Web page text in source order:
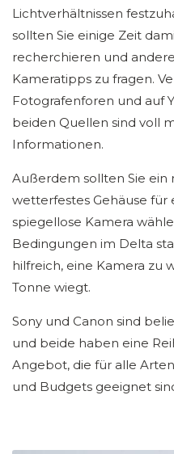
Lichtverhältnissen
sollten Sie einige Zeit
recherchieren und
Kameratipps zu fragen.
Fotografenforen und auf
beiden Quellen sind voll
Informationen.
Außerdem sollten Sie ein
wetterfestes Gehäuse für
spiegellose Kamera
Bedingungen im Delta
hilfreich, eine Kamera zu
Tonne wiegt.
Sony und Canon sind
und beide haben eine
Angebot, die für alle
und Budgets geeignet